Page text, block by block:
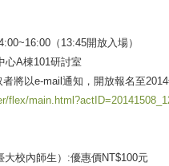
:00~16:00（13:45開放入場）
心A棟101研討室
將以e-mail通知，開放報名至
flex/main.html?actID
校內師生） :優惠價NT$100元